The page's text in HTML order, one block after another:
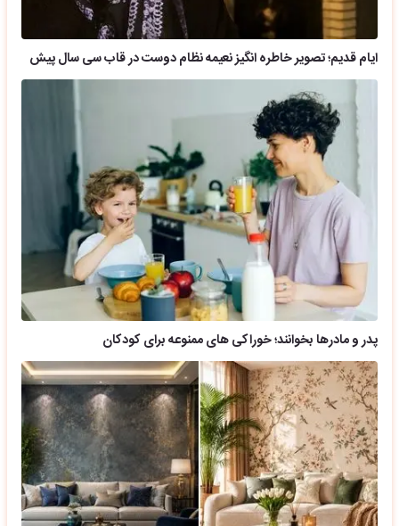
ایام قدیم؛ تصویر خاطره انگیز نعیمه نظام دوست در قاب سی سال پیش
پدر و مادرها بخوانند؛ خوراکی های ممنوعه برای کودکان